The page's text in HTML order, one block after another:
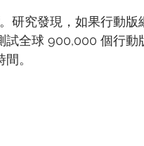
研究發現，如果行動版
試全球 900,000 個行
。